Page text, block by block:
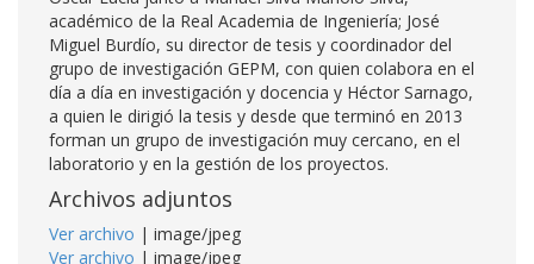
académico de la Real Academia de Ingeniería; José
Miguel Burdío, su director de tesis y coordinador del
grupo de investigación GEPM, con quien colabora en el
día a día en investigación y docencia y Héctor Sarnago,
a quien le dirigió la tesis y desde que terminó en 2013
forman un grupo de investigación muy cercano, en el
laboratorio y en la gestión de los proyectos.
Archivos adjuntos
Ver archivo | image/jpeg
Ver archivo | image/jpeg